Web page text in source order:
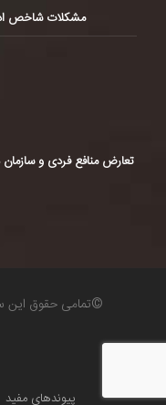
مشکلات شاخص
تعارض منافع فردی و
©تمامی حقوق این
پیوندهای مفید